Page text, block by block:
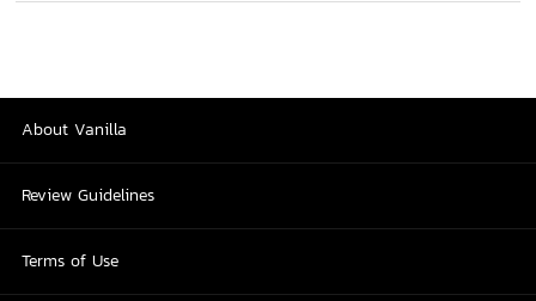
About Vanilla
Review Guidelines
Terms of Use